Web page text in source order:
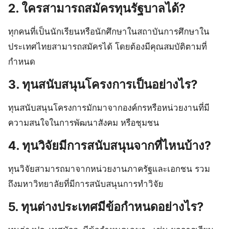
2. ใครสามารถสมัครทุนรัฐบาลได้?
ทุกคนที่เป็นนักเรียนหรือนักศึกษาในสถาบันการศึกษาใน
ประเทศไทยสามารถสมัครได้ โดยต้องมีคุณสมบัติตามที่
กำหนด
3. ทุนสนับสนุนโครงการเป็นอย่างไร?
ทุนสนับสนุนโครงการมักมาจากองค์กรหรือหน่วยงานที่มี
ความสนใจในการพัฒนาสังคม หรือชุมชน
4. ทุนวิจัยมีการสนับสนุนจากที่ไหนบ้าง?
ทุนวิจัยสามารถมาจากหน่วยงานภาครัฐและเอกชน รวม
ถึงมหาวิทยาลัยที่มีการสนับสนุนการทำวิจัย
5. ทุนต่างประเทศมีข้อกำหนดอย่างไร?